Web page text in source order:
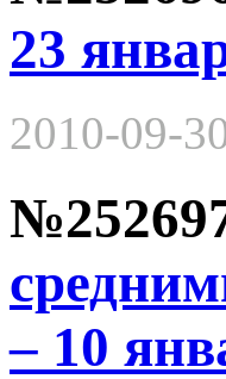
23
2010-09-
– 10